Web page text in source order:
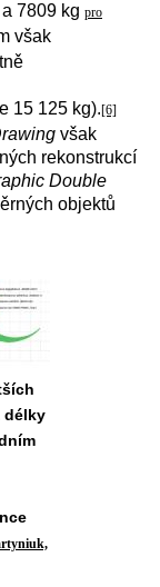
7809 kg pro
však
15 125 kg).[6]
však
rekonstrukcí
Double
objektů
délky